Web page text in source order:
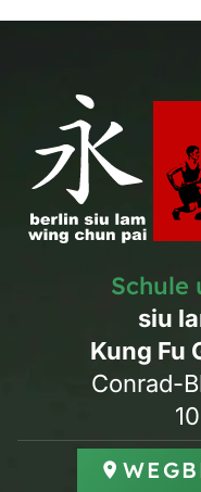
Schule
siu
Kung Fu
Conrad-